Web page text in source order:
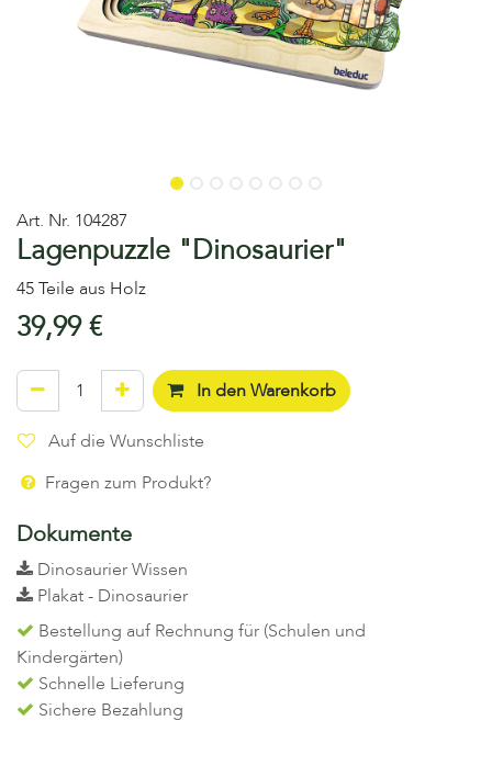
Art. Nr. 104287
Lagenpuzzle "Dinosaurier"
45 Teile aus Holz
39,99€
In den Warenkorb
Auf die Wunschliste
Fragen zum Produkt?
Dokumente
Dinosaurier Wissen
Plakat - Dinosaurier
Bestellung auf Rechnung für (Schulen und
Kindergärten)
Schnelle Lieferung
Sichere Bezahlung